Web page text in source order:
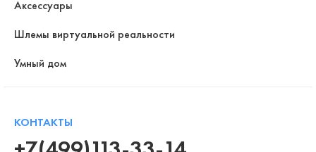
Аксессуары
Шлемы виртуальной реальности
Умный дом
КОНТАКТЫ